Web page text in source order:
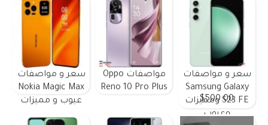
سعر و مواصفات
Samsung Galaxy
S23 FE ومميزات
وعيوب
$500.00
مواصفات Oppo
Reno 10 Pro Plus
سعر و مواصفات
Nokia Magic Max
عيوب و مميزات